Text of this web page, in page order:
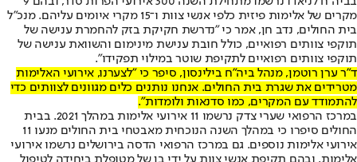
מקרים של אלימות פיזית כלפי אנשי צוות ו־15 מקרי איומים עליהם. מנכ"ל
בית החולים, נדב חן, אמר כי "נדרשת חקיקת בזק להחמרת ענישה של
תוקפי צוותים רפואיים, כולל חובת ענישת מינימום והשוואת ענישה של
תוקפי צוותים רפואיים לתקיפת שוטר במילוי תפקידו".
ד"ר ערן רוטמן, מנהל ביה"ח בילינסון, סיפר כי "לצערנו, אירועי האלימות
מטרידים את שגרת בית החולים. אנחנו נותנים כלים מגוונים לצוותים כדי
להתמודד עם המקרים, כמו סדנאות ולומדות".
במרכז הרפואי שערי צדק נרשמו 11 אירועי אלימות במהלך 2021. בבית
החולים סיפרו כי במהלך השנה הנוכחית מאבטחי בית החולים מנעו 11
אירועי אלימות נוספים. גם במרכז הרפואי הדסה בירושלים נרשמו אירועי